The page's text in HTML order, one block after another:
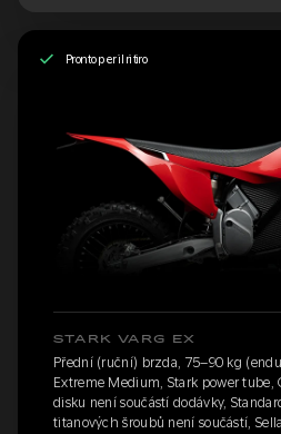
Pronto per il ritiro
STARK VARG EX
Přední (ruční) brzda, 75–90 kg
Extreme Medium, Stark power
disku není součástí dodávky,
titanových šroubů není součástí,